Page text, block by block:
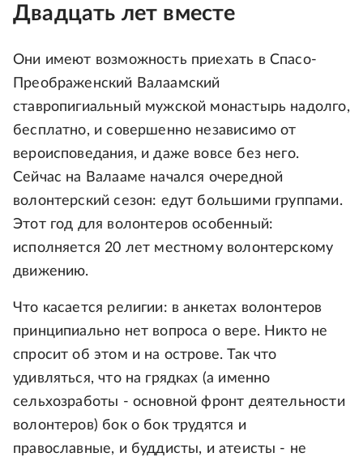
Двадцать лет вместе
Они имеют возможность приехать в Спасо-
Преображенский Валаамский
ставропигиальный мужской монастырь надолго,
бесплатно, и совершенно независимо от
вероисповедания, и даже вовсе без него.
Сейчас на Валааме начался очередной
волонтерский сезон: едут большими группами.
Этот год для волонтеров особенный:
исполняется 20 лет местному волонтерскому
движению.
Что касается религии: в анкетах волонтеров
принципиально нет вопроса о вере. Никто не
спросит об этом и на острове. Так что
удивляться, что на грядках (а именно
сельхозработы - основной фронт деятельности
волонтеров) бок о бок трудятся и
православные, и буддисты, и атеисты - не